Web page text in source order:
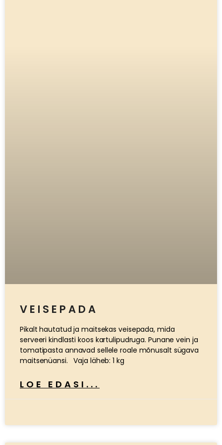
VEISEPADA
Pikalt hautatud ja maitsekas veisepada, mida
serveeri kindlasti koos kartulipudruga. Punane vein ja
tomatipasta annavad sellele roale mõnusalt sügava
maitsenüansi. Vaja läheb: 1 kg
LOE EDASI...